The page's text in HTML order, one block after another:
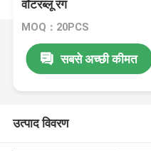
वॉटरब्लू रंग
MOQ：20PCS
सबसे अच्छी कीमत
उत्पाद विवरण